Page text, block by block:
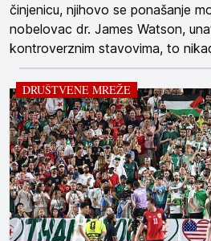
činjenicu, njihovo se ponašanje
nobelovac dr. James Watson,
kontroverznim stavovima, to
DRUŠTVENE MREŽE